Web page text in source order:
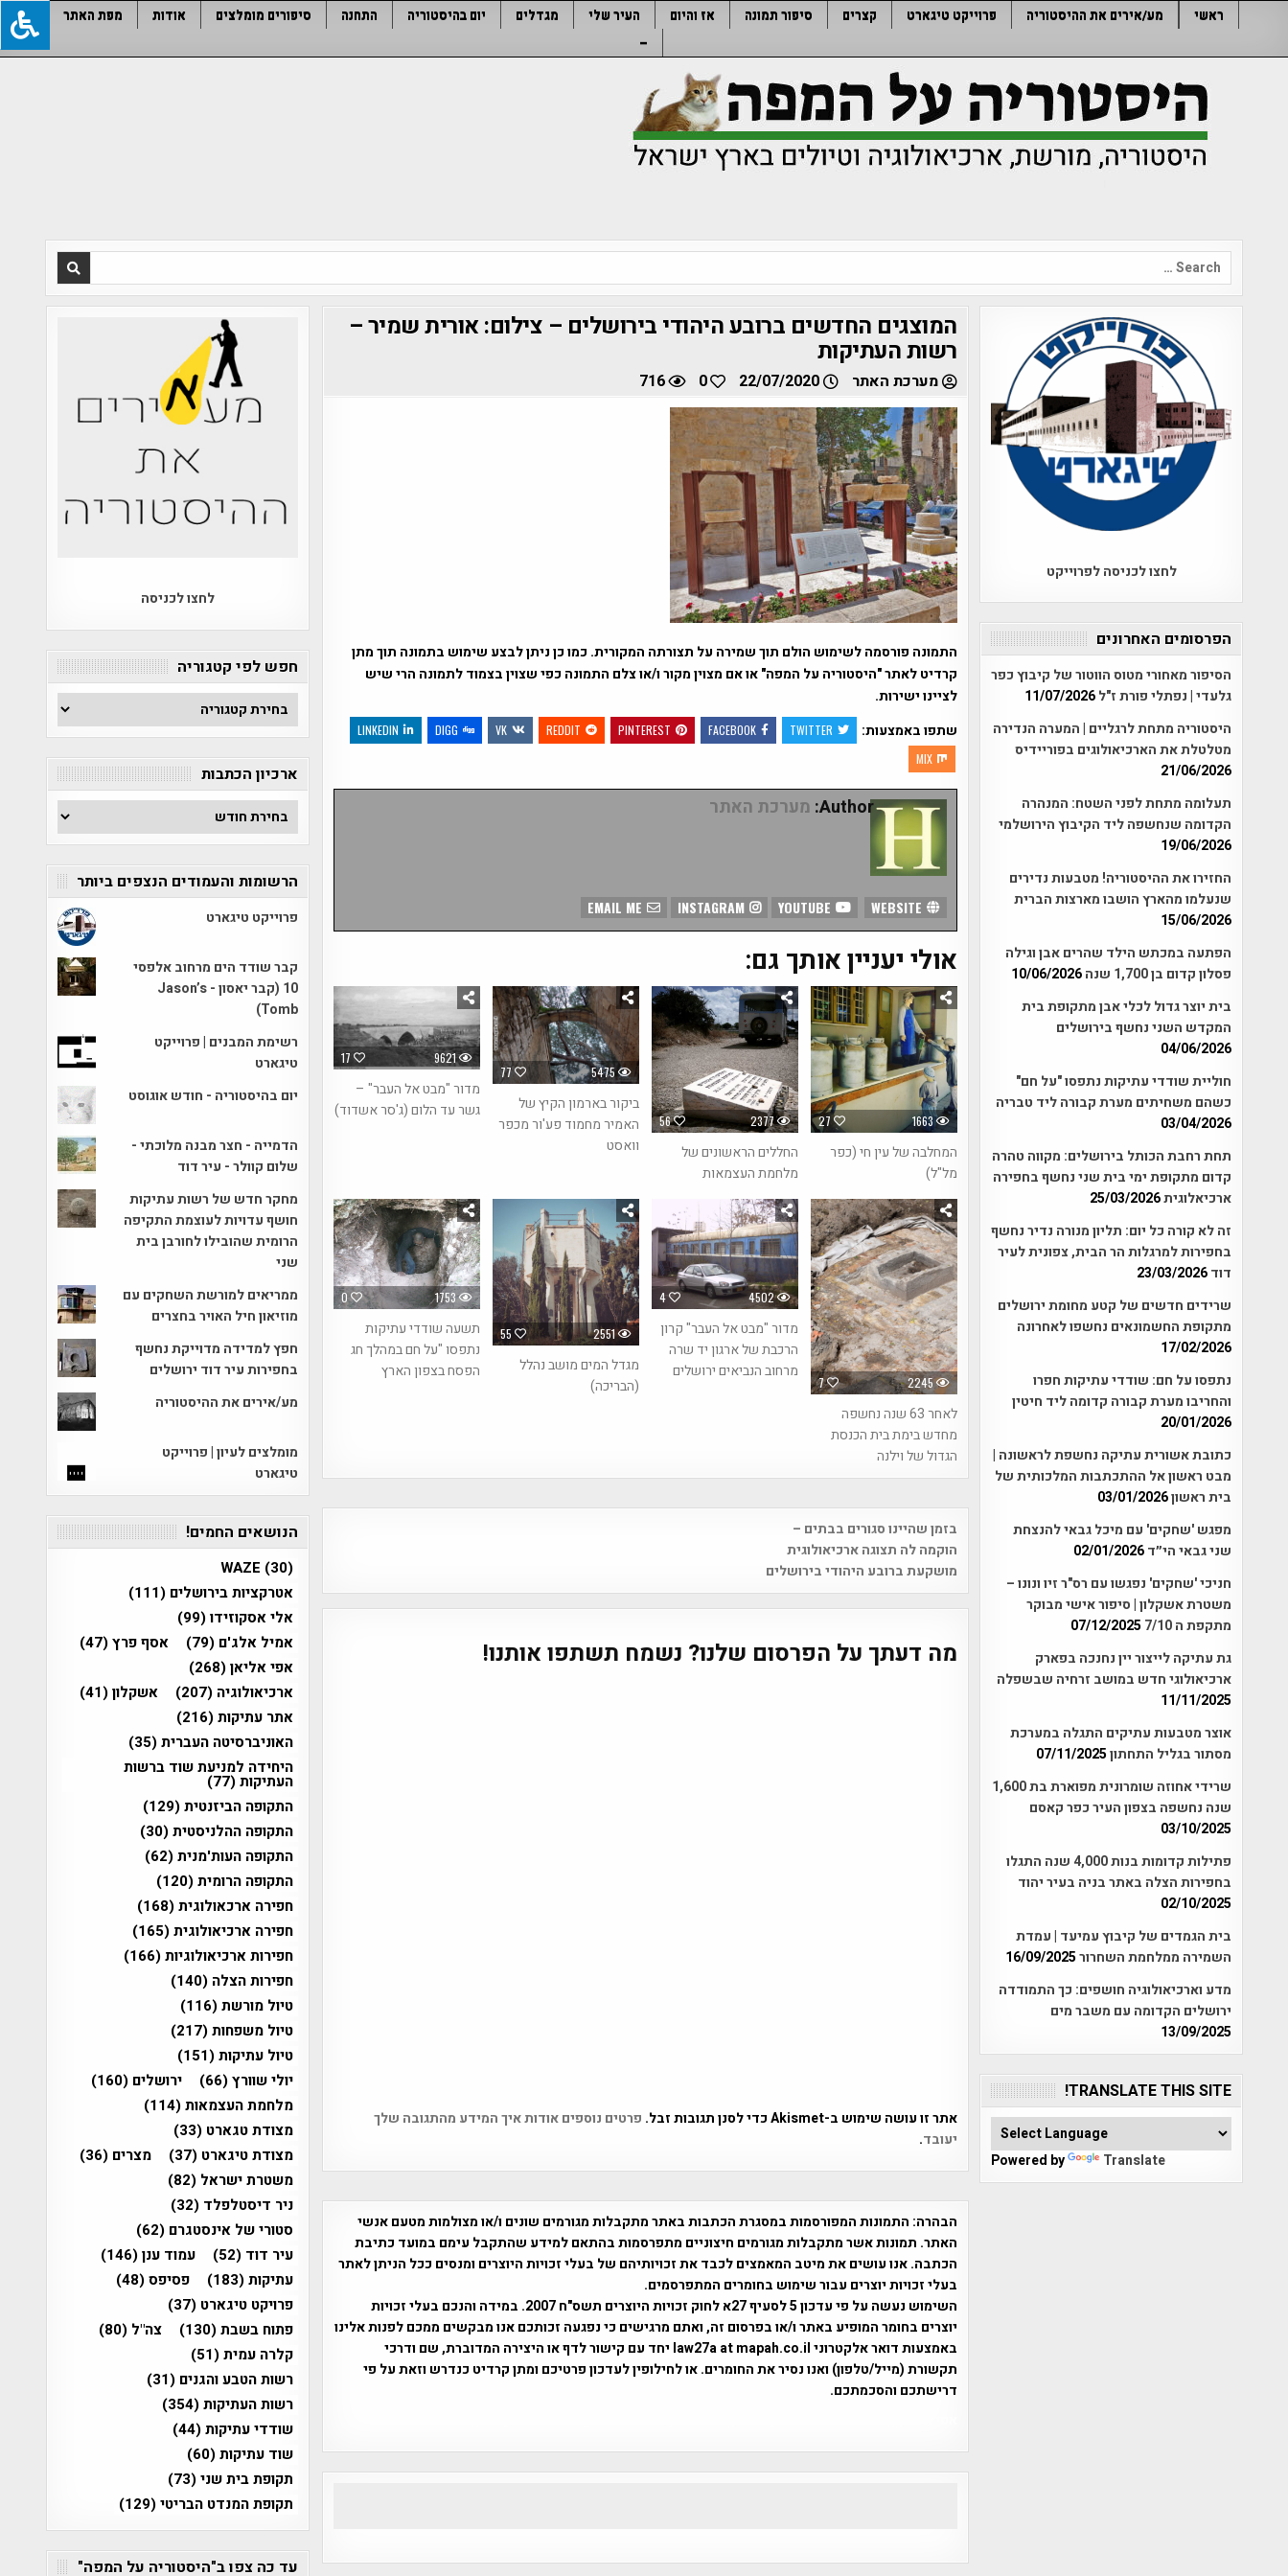
ראשי מע/אירים את ההיסטוריה פרוייקט טיגארט קצרים סיפור תמונה אז והיום העיר שלי מגדלים יום בהיסטוריה התחנה סיפורים מומלצים אודות
מפת האתר
–
Search
for:
המוצגים החדשים ברובע היהודי בירושלים – צילום: אורית שמיר –
רשות העתיקות
מערכת האתר 22/07/2020
0
716
התמונה פורסמה לשימוש הולם תוך שמירה על תצורתה המקורית. כמו כן ניתן לבצע שימוש בתמונה תוך מתן
קרדיט לאתר "היסטוריה על המפה" או אם מצוין מקור ו/או צלם התמונה כפי שצוין בצמוד לתמונה הרי שיש
לציינו ישירות.
שתפו באמצעות:
TWITTER
FACEBOOK
PINTEREST
REDDIT
VK
DIGG
LINKEDIN
MIX
Author: מערכת האתר
INSTAGRAM
אולי יעניין אותך גם:
17 9621
מדור "מבט אל העבר" –
גשר עד הלום (ג'סר אשדוד)
77 5475
ביקור בארמון הקיץ של
האמיר מחמוד פע'ור מכפר
וואסט
56 2377
החללים הראשונים של
מלחמת העצמאות
27 1663
המחלבה של עין חי (כפר
מל"ל)
0 1753
תשעה שודדי עתיקות
נתפסו "על חם במהלך חג
הפסח בצפון הארץ
55 2551
מגדל המים מושב נהלל
(הבריכה)
4 4502
מדור "מבט אל העבר" קרון
הרכבת של ארגון יד שרה
מרחוב הנביאים ירושלים
7 2245
לאחר 63 שנה נחשפה
מחדש בימת בית הכנסת
הגדול של וילנה
Post
navigation
בזמן שהיינו סגורים בבתים –
הוקמה לה תצוגה ארכיאולוגית
מושקעת ברובע היהודי בירושלים
מה דעתך על הפרסום שלנו? נשמח תשתפו אותנו!
אתר זו עושה שימוש ב-Akismet כדי לסנן תגובות זבל.
פרטים נוספים אודות איך המידע מהתגובה שלך
יעובד.
הבהרה: התמונות המפורסמות במסגרת הכתבות באתר מתקבלות מגורמים שונים ו/או מצולמות מטעם אנשי
האתר. תמונות אשר מתקבלות מגורמים חיצוניים מתפרסמות בהתאם למידע שהתקבל עימם במועד כתיבת
הכתבה. אנו עושים את מיטב המאמצים לכבד את זכויותיהם של בעלי זכויות היוצרים ומנסים ככל הניתן לאתר
בעלי זכויות יוצרים עבור שימוש בחומרים המתפרסמים.
השימוש נעשה על פי עדכון 5 לסעיף 27א לחוק זכויות היוצרים תשס"ח 2007. במידה והנכם בעלי זכויות
יוצרים בחומר המופיע באתר ו/או בפרסום זה, ואתם מרגישים כי נפגעה זכותכם אנו מבקשים ממכם לפנות אלינו
באמצעות דואר אלקטרוני law27a at mapah.co.il יחד עם קישור לדף או היצירה המדוברת, שם ודרכי
תקשורת (מייל/טלפון) ואנו נסיר את החומרים. או לחילופין לעדכון פרטיכם ומתן קרדיט כנדרש וזאת על פי
דרישתכם והסכמתכם.
לחצו לכניסה לפרוייקט
הפרסומים האחרונים
הסיפור מאחורי מטוס הווטור של קיבוץ כפר
גלעדי | נפתלי פורת ז"ל11/07/2026
היסטוריה מתחת לרגליים | המערה הנדירה
מטלטלת את הארכיאולוגים בפוריידיס
21/06/2026
תעלומה מתחת לפני השטח: המנהרה
הקדומה שנחשפה ליד הקיבוץ הירושלמי
19/06/2026
החזירו את ההיסטוריה! מטבעות נדירים
שנעלמו מהארץ הושבו מארצות הברית
15/06/2026
הפתעה במכתש הילד שהרים אבן וגילה
פסלון קדום בן 1,700 שנה
10/06/2026
בית יוצר גדול לכלי אבן מתקופת בית
המקדש השני נחשף בירושלים
04/06/2026
חוליית שודדי עתיקות נתפסו "על חם"
כשהם משחיתים מערת קבורה ליד טבריה
03/04/2026
תחת רחבת הכותל בירושלים: מקווה טהרה
קדום מתקופת ימי בית שני נחשף בחפירה
ארכיאלוגית25/03/2026
זה לא קורה כל יום: תליון מנורה נדיר נחשף
בחפירות למרגלות הר הבית, צפונית לעיר
דוד23/03/2026
שרידים חדשים של קטע מחומת ירושלים
מתקופת החשמונאים נחשפו לאחרונה
17/02/2026
נתפסו על חם: שודדי עתיקות חפרו
והחריבו מערת קבורה קדומה ליד חיטין
20/01/2026
כתובת אשורית עתיקה נחשפת לראשונה |
מבט ראשון אל ההתכתבות המלכותית של
בית ראשון03/01/2026
מפגש 'שחקים' עם מיכל גבאי להנצחת
שני גבאי הי״ד02/01/2026
חניכי 'שחקים' נפגשו עם רס"ר זיו ונונו –
משטרת אשקלון | סיפור אישי מבוקר
מתקפת ה 7/10
07/12/2025
גת עתיקה לייצור יין נחנכה בפארק
ארכיאולוגי חדש במושב זרחיה שבשפלה
11/11/2025
אוצר מטבעות עתיקים התגלה במערכת
מסתור בגליל התחתון07/11/2025
שרידי אחוזה שומרונית מפוארת בת 1,600
שנה נחשפה בצפון העיר כפר קאסם
03/10/2025
פתילות קדומות בנות 4,000 שנה התגלו
בחפירות הצלה באתר בניה בעיר יהוד
02/10/2025
בית הגמדים של קיבוץ עמיעד | עמדת
השמירה ממלחמת השחרור16/09/2025
מדע וארכיאולוגיה חושפים: כך התמודדה
ירושלים הקדומה עם משבר מים
13/09/2025
TRANSLATE THIS SITE!
Powered by Translate
לחצו לכניסה
חפש לפי קטגוריה
חפש
לפי
קטגוריה
ארכיון הכתבות
ארכיון
הכתבות
הרשומות והעמודים הנצפים ביותר
פרוייקט טיגארט
קבר שודד הים מרחוב אלפסי
10 (קבר יאסון - Jason’s
Tomb)
רשימת המבנים | פרוייקט
טיגארט
יום בהיסטוריה - חודש אוגוסט
הדמייה - חצר מבנה מלוכתי -
שלום קוולר - עיר דוד
מחקר חדש של רשות עתיקות
חושף עדויות לעוצמת התקיפה
הרומית שהובילו לחורבן בית
שני
ממריאים למורשת השחקים עם
מוזיאון חיל האויר בחצרים
חפץ למדידה מדוייקת נחשף
בחפירות עיר דוד ירושלים
מע/אירים את ההיסטוריה
מומלצים לעיון | פרוייקט
טיגארט
הנושאים החמים!
WAZE (30)
אטרקציות בירושלים (111)
אלי אסקוזידו(99)
אמיל אלג'ם (79) אסף פרץ(47)
אפי אליאן(268)
ארכיאולוגיה (207) אשקלון(41)
אתר עתיקות(216)
האוניברסיטה העברית(35)
היחידה למניעת שוד ברשות
העתיקות(77)
התקופה הביזנטית(129)
התקופה ההלניסטית(30)
התקופה העות'מנית(62)
התקופה הרומית(120)
חפירה ארכאולוגית(168)
חפירה ארכיאולוגית(165)
חפירות ארכיאולוגיות(166)
חפירות הצלה (140)
טיול מורשת(116)
טיול משפחות(217)
טיול עתיקות(151)
יולי שוורץ(66) ירושלים (160)
מלחמת העצמאות(114)
מצודת טגארט (33)
מצודת טיגארט (37) מצרים (36)
משטרת ישראל (82)
ניר דיסטלפלד (32)
סטורי של אינסטגרם (62)
עיר דוד (52) עמוד ענן(146)
עתיקות(183) פסיפס(48)
פרויקט טיגארט (37)
פתוח בשבת(130) צה"ל (80)
קלרה עמית(51)
רשות הטבע והגנים (31)
רשות העתיקות(354)
שודדי עתיקות(44)
שוד עתיקות(60)
תקופת בית שני(73)
תקופת המנדט הבריטי(129)
עד כה צפו ב"היסטוריה על המפה"